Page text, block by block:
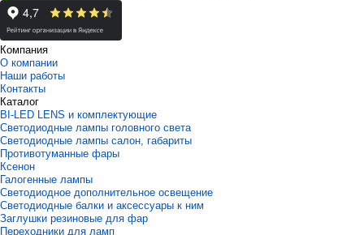
Компания
О компании
Наши работы
Контакты
Каталог
BI-LED LENS и комплектующие
Светодиодные лампы головного света
Светодиодные лампы салон, габариты
Противотуманные фары
Ксенон
Галогенные лампы
Светодиодное дополнительное освещение
Светодиодные балки и аксессуары к ним
Заглушки резиновые для фар
Переходники для ламп